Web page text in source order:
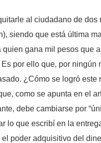
al ciudadano de
siendo que está última
quien gana mil pesos que
por ello que, por
¿Cómo se logró este
como se apunta en el
debe cambiarse por
lo que escribí en la
poder adquisitivo del